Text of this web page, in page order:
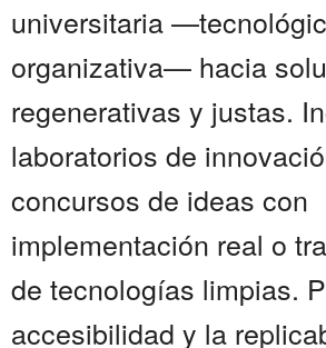
universitaria
organizativa— hacia
regenerativas y justas.
laboratorios de
concursos de ideas con
implementación real o
de tecnologías limpias.
accesibilidad y la